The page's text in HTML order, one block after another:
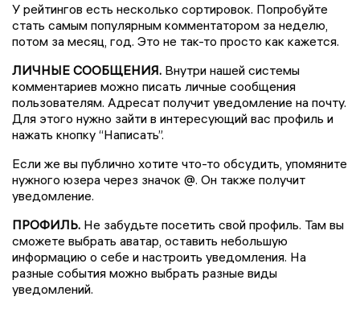
У рейтингов есть несколько сортировок. Попробуйте
стать самым популярным комментатором за неделю,
потом за месяц, год. Это не так-то просто как кажется.
ЛИЧНЫЕ СООБЩЕНИЯ. Внутри нашей системы
комментариев можно писать личные сообщения
пользователям. Адресат получит уведомление на почту.
Для этого нужно зайти в интересующий вас профиль и
нажать кнопку “Написать”.
Если же вы публично хотите что-то обсудить, упомяните
нужного юзера через значок @. Он также получит
уведомление.
ПРОФИЛЬ. Не забудьте посетить свой профиль. Там вы
сможете выбрать аватар, оставить небольшую
информацию о себе и настроить уведомления. На
разные события можно выбрать разные виды
уведомлений.